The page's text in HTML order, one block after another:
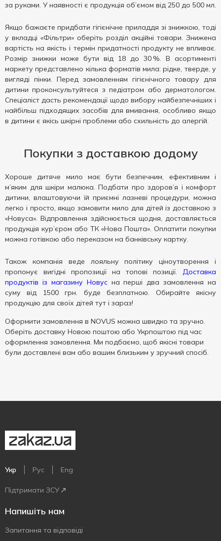
за руками. У наявності є продукція об’ємом від 250 до 500 мл.
Якщо бажаєте придбати гігієнічне приладдя зі знижкою, тоді
у вкладці «Фільтри» оберіть розділ акційні товари. Знижена
вартість на якість і термін придатності продукту не впливає.
Розмір знижки може бути від 18 до 30 %. В асортименті
маркету представлено кілька форматів мила: рідке, тверде, у
вигляді пінки. Перед замовленням гігієнічного товару для
дитини проконсультуйтеся з педіатром або дерматологом.
Спеціаліст дасть рекомендації щодо вибору найбезпечніших і
найбільш підходящих засобів для вмивання, особливо якщо
в дитини є якісь шкірні проблеми або схильність до алергій.
Покупки з доставкою додому
Хороше дитяче мило має бути безпечним, ефективним і
м’яким для шкіри малюка. Подбати про здоров’я і комфорт
дитини, влаштовуючи їй приємні лазневі процедури, можна
легко і просто, якщо замовити мило для дітей із доставкою з
«Новуса». Відправлення здійснюється щодня, доставляється
продукція кур’єром або ТК «Нова Пошта». Оплатити покупки
можна готівкою або переказом на банківську картку.
Також компанія веде лояльну політику ціноутворення і
пропонує вигідні пропозиції на топові позиції. Доставка
продуктів із магазину Новусна перші два замовлення на
суму від 1500 грн. буде безплатною. Обирайте якісну
продукцію для своїх дітей тут і зараз!
Оформити замовлення в NOVUS можна швидко та зручно.
Оберіть доставку Новою поштою або Укрпоштою під час
оформлення замовлення. Ми подбаємо, щоб якісні товари
були доставлені вам або вашим близьким у зручний спосіб.
Укр Рус Eng
Підтримати ЗСУ
Напишіть нам
Запитання та відповіді